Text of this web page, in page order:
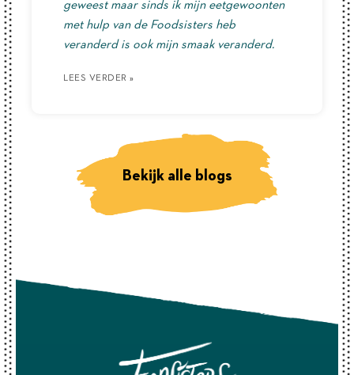
LEES VERDER »
LEES VERDER »
geweest maar sinds ik mijn eetgewoonten
met hulp van de Foodsisters heb
veranderd is ook mijn smaak veranderd.
LEES VERDER »
Bekijk alle blogs